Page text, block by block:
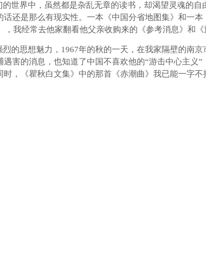
世界中，虽然都是杂乱无章的读书，却渴望灵魂的
还是那么有现实性。一本《中国分省地图集》和一
我经常去他家翻看他父亲收购来的《参考消息》和《
的思想魅力，1967年的秋的一天，在我家隔壁的南
遇害的消息，也知道了中国不喜欢他的“游击中心主义
，《瞿秋白文集》中的那首《赤潮曲》我已能一字不